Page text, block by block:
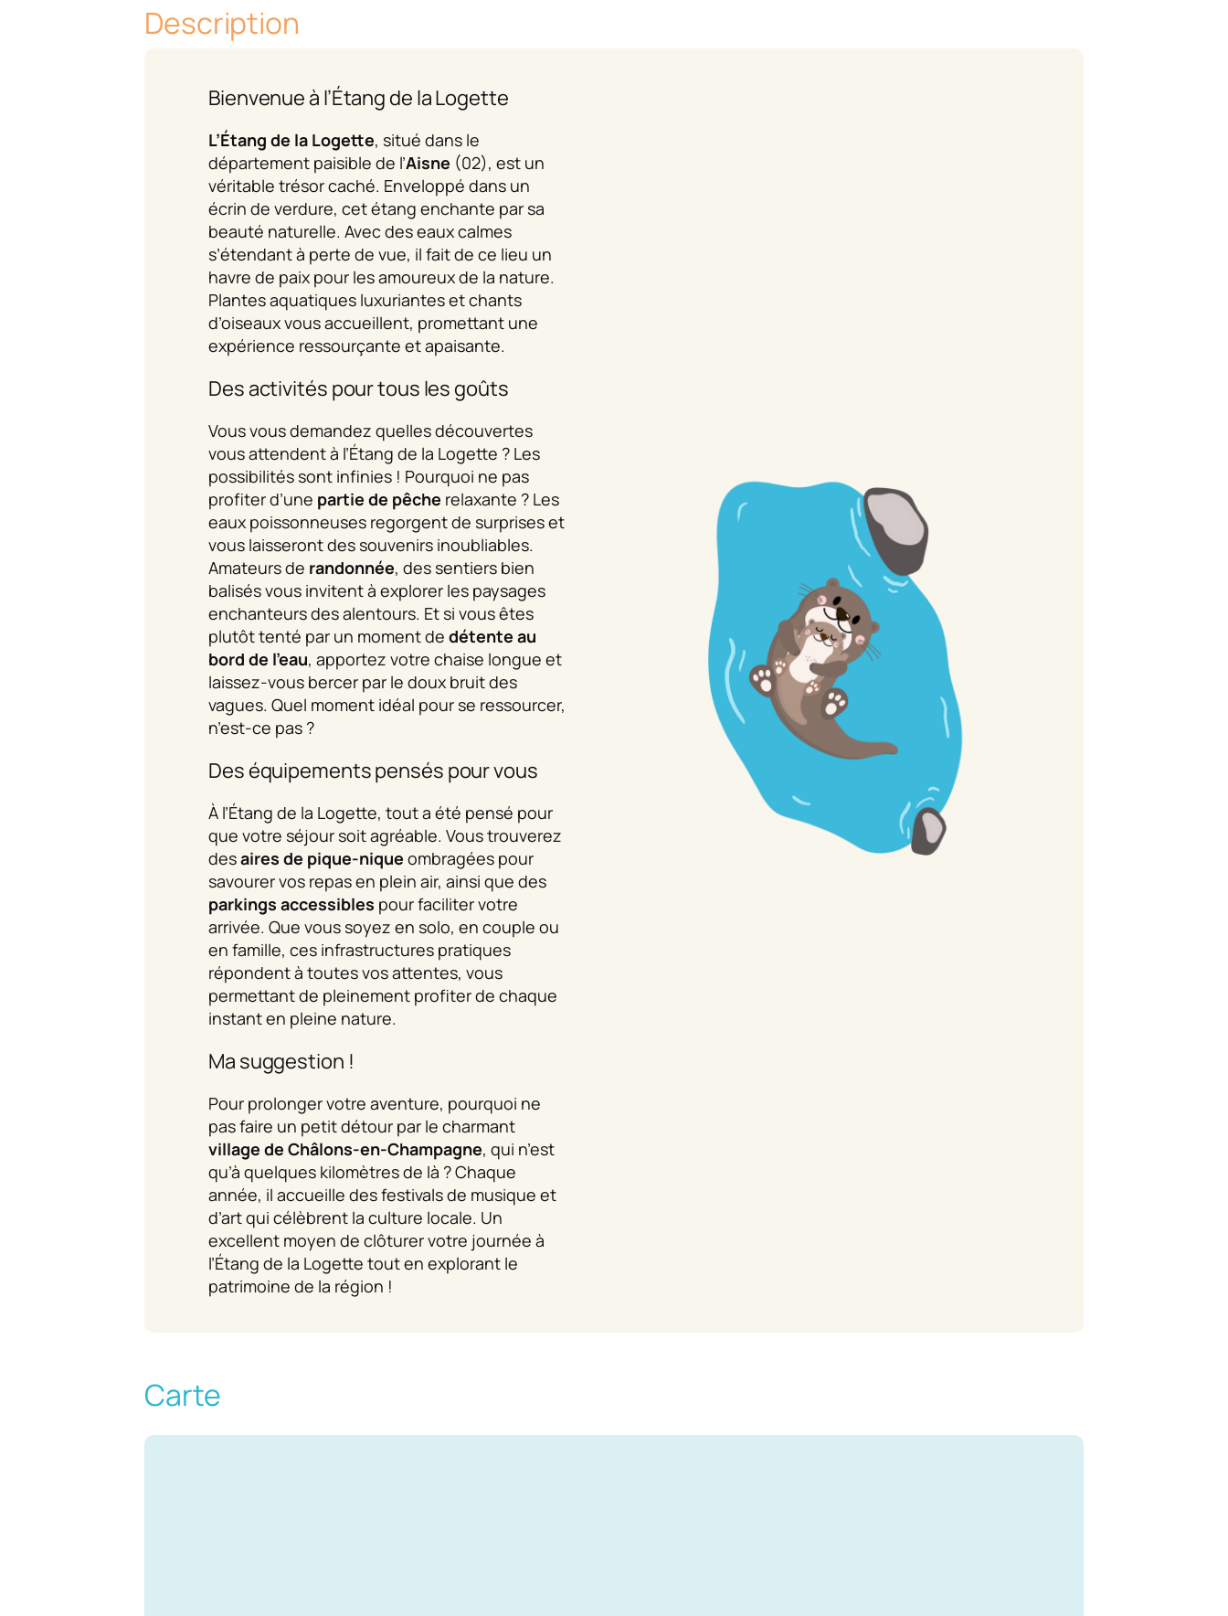
Description
Bienvenue à l’Étang de la Logette
L’Étang de la Logette, situé dans le
département paisible de l’Aisne (02), est un
véritable trésor caché. Enveloppé dans un
écrin de verdure, cet étang enchante par sa
beauté naturelle. Avec des eaux calmes
s’étendant à perte de vue, il fait de ce lieu un
havre de paix pour les amoureux de la nature.
Plantes aquatiques luxuriantes et chants
d’oiseaux vous accueillent, promettant une
expérience ressourçante et apaisante.
Des activités pour tous les goûts
Vous vous demandez quelles découvertes
vous attendent à l’Étang de la Logette ? Les
possibilités sont infinies ! Pourquoi ne pas
profiter d’une partie de pêche relaxante ? Les
eaux poissonneuses regorgent de surprises et
vous laisseront des souvenirs inoubliables.
Amateurs de randonnée, des sentiers bien
balisés vous invitent à explorer les paysages
enchanteurs des alentours. Et si vous êtes
plutôt tenté par un moment de détente au
bord de l’eau, apportez votre chaise longue et
laissez-vous bercer par le doux bruit des
vagues. Quel moment idéal pour se ressourcer,
n’est-ce pas ?
Des équipements pensés pour vous
À l’Étang de la Logette, tout a été pensé pour
que votre séjour soit agréable. Vous trouverez
desaires de pique-nique ombragées pour
savourer vos repas en plein air, ainsi que des
parkings accessibles pour faciliter votre
arrivée. Que vous soyez en solo, en couple ou
en famille, ces infrastructures pratiques
répondent à toutes vos attentes, vous
permettant de pleinement profiter de chaque
instant en pleine nature.
Ma suggestion !
Pour prolonger votre aventure, pourquoi ne
pas faire un petit détour par le charmant
village de Châlons-en-Champagne, qui n’est
qu’à quelques kilomètres de là ? Chaque
année, il accueille des festivals de musique et
d’art qui célèbrent la culture locale. Un
excellent moyen de clôturer votre journée à
l’Étang de la Logette tout en explorant le
patrimoine de la région !
Carte